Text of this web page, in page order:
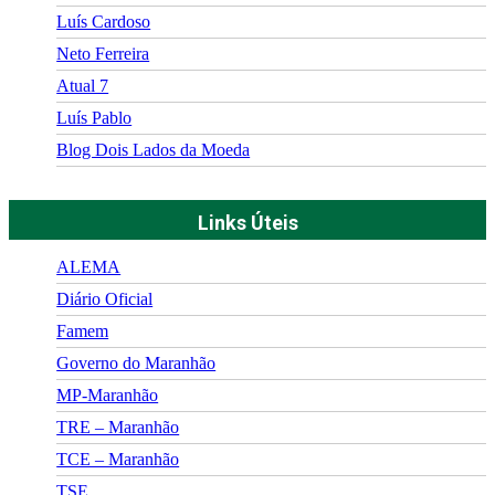
Luís Cardoso
Neto Ferreira
Atual 7
Luís Pablo
Blog Dois Lados da Moeda
Links Úteis
ALEMA
Diário Oficial
Famem
Governo do Maranhão
MP-Maranhão
TRE – Maranhão
TCE – Maranhão